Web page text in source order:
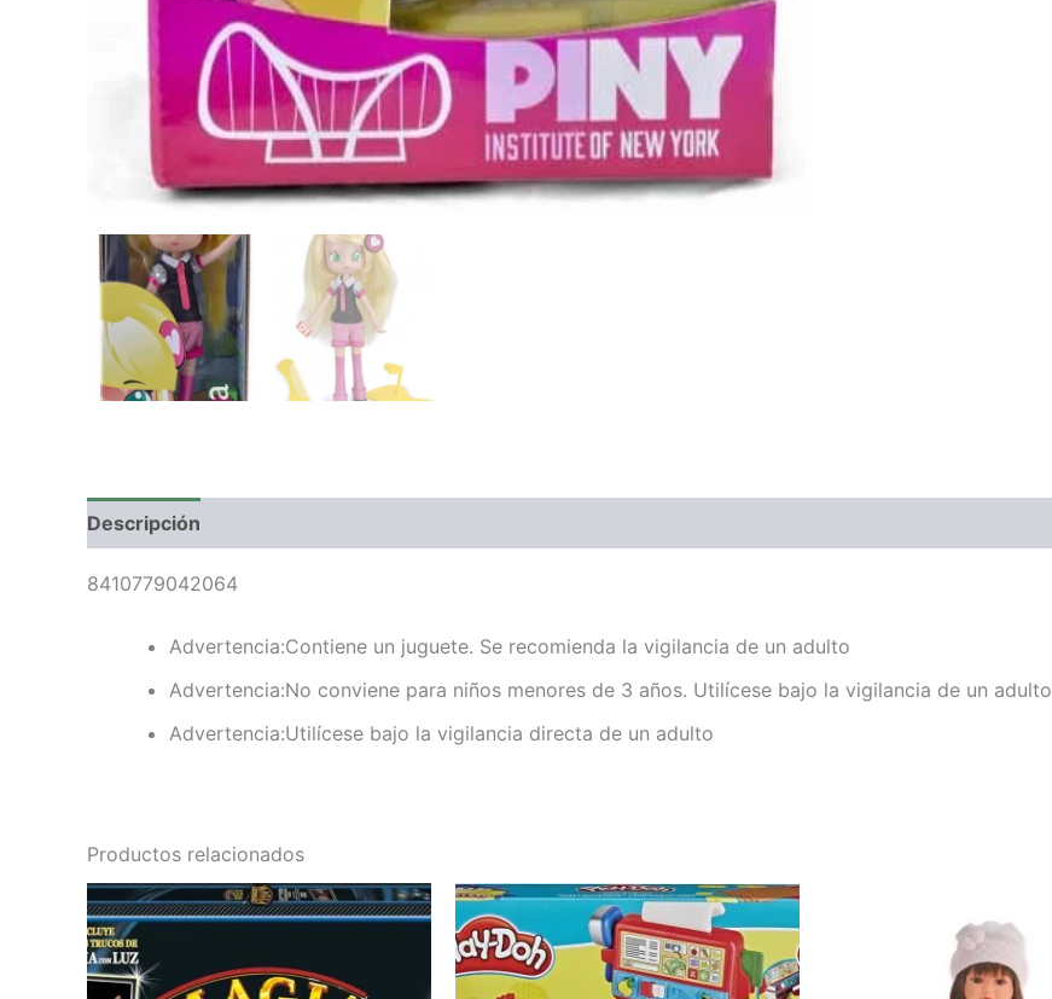
Descripción
8410779042064
Advertencia:Contiene un juguete. Se recomienda la vigilancia de un adulto
Advertencia:No conviene para niños menores de 3 años. Utilícese bajo la vigilancia de un adulto
Advertencia:Utilícese bajo la vigilancia directa de un adulto
Productos relacionados